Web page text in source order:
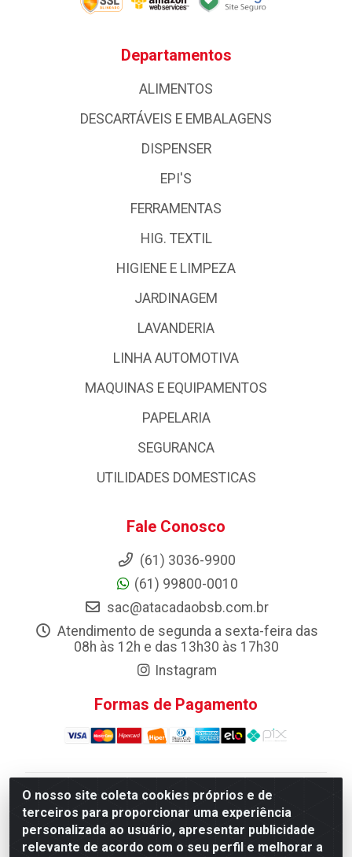
O nosso site coleta cookies próprios e de
terceiros para proporcionar uma experiência
personalizada ao usuário, apresentar publicidade
relevante de acordo com o seu perfil e melhorar a
Departamentos
ALIMENTOS
DESCARTÁVEIS E EMBALAGENS
DISPENSER
EPI'S
FERRAMENTAS
HIG. TEXTIL
HIGIENE E LIMPEZA
JARDINAGEM
LAVANDERIA
LINHA AUTOMOTIVA
MAQUINAS E EQUIPAMENTOS
PAPELARIA
SEGURANCA
UTILIDADES DOMESTICAS
Fale Conosco
(61) 3036-9900
(61) 99800-0010
sac@atacadaobsb.com.br
Atendimento de segunda a sexta-feira das
08h às 12h e das 13h30 às 17h30
Instagram
Formas de Pagamento
Atacadao da Limpeza F. Pereira Queiroz Comercio e
Distribuicao LTDA - Quadra Qi 10 Lotes 39 e, 41 - Setor
Industrial (Taguatinga), Brasília/DF - CEP 72.135-100 -
CNPJ 13.184.675/0001-80